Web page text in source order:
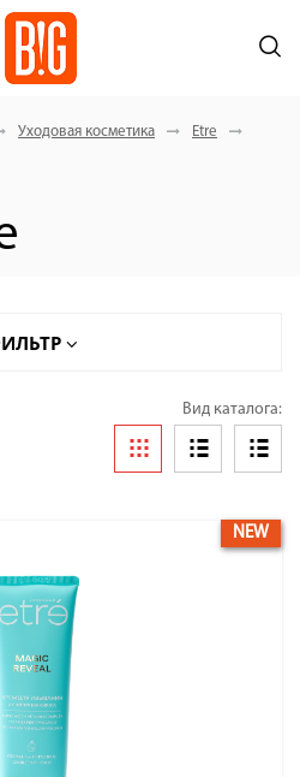
Уходовая косметика
Etre
Вид каталога:
NEW